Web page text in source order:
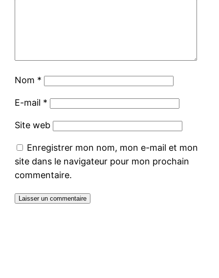
Nom *
E-mail *
Site web
Enregistrer mon nom, mon e-mail et mon
site dans le navigateur pour mon prochain
commentaire.